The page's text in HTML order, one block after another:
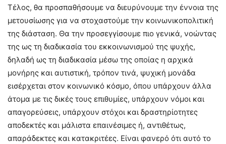
Τέλος, θα προσπαθήσουμε να διευρύνουμε την έννοια της
μετουσίωσης για να στοχαστούμε την κοινωνικοπολιτική
της διάσταση. Θα την προσεγγίσουμε πιο γενικά, νοώντας
της ως τη διαδικασία του εκκοινωνισμού της ψυχής,
δηλαδή ως τη διαδικασία μέσω της οποίας η αρχικά
μονήρης και αυτιστική, τρόπον τινά, ψυχική μονάδα
εισέρχεται στον κοινωνικό κόσμο, όπου υπάρχουν άλλα
άτομα με τις δικές τους επιθυμίες, υπάρχουν νόμοι και
απαγορεύσεις, υπάρχουν στόχοι και δραστηρίοτητες
αποδεκτές και μάλιστα επαινέσιμες ή, αντιθέτως,
απαράδεκτες και κατακριτέες. Είναι φανερό ότι αυτό το